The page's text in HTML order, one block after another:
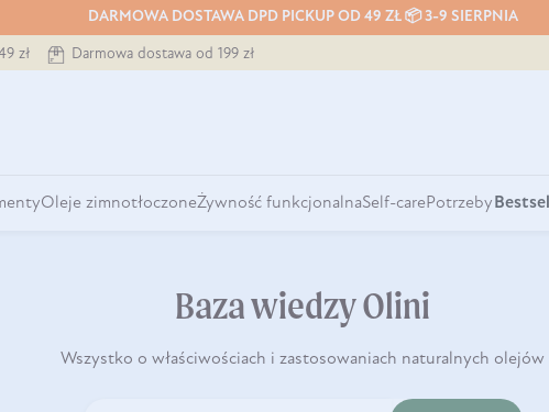
DARMOWA DOSTAWA DPD PICKUP OD 49 ZŁ 📦 3-9 SIERPNIA
zł Darmowa dostawa od 199 zł
Oleje zimnotłoczoneŻywność funkcjonalnaSelf-carePotrzeby
Baza wiedzy Olini
Wszystko o właściwościach i zastosowaniach naturalnych olejów